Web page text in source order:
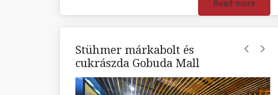
Read more
Stühmer márkabolt és
cukrászda Gobuda Mall